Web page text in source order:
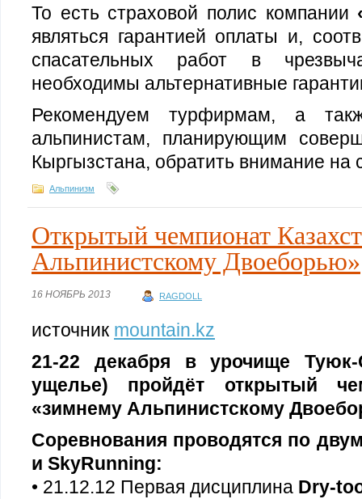
То есть страховой полис компании
являться гарантией оплаты и,
спасательных работ в
необходимы альтернативные
Рекомендуем турфирмам, а
альпинистам, планирующим
Кыргызстана, обратить внимание на
Альпинизм
Открытый чемпионат
Альпинистскому Двоеборью»
16 НОЯБРЬ 2013 RAGDOLL
источник mountain.kz
21-22 декабря в урочище
ущелье) пройдёт открытый
«зимнему Альпинистскому
Соревнования проводятся по
и SkyRunning:
• 21.12.12 Первая дисциплина Dry-